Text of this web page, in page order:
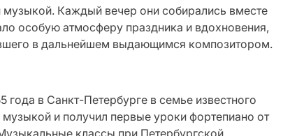
Каждый вечер они собирались вместе
особую атмосферу праздника и вдохновения,
в дальнейшем выдающимся композитором.
года в Санкт-Петербурге в семье известного
и получил первые уроки фортепиано от
классы при Петербургской